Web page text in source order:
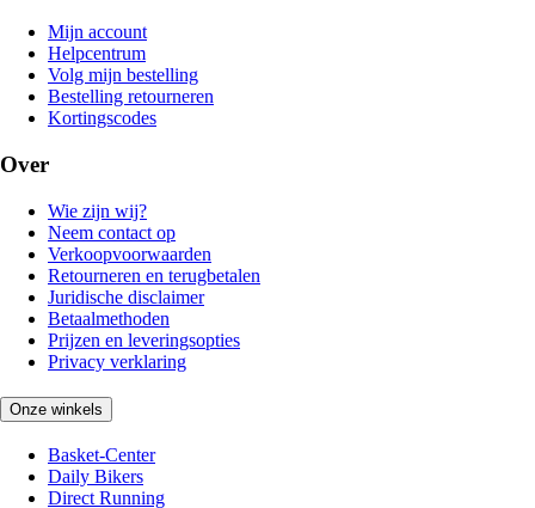
Mijn account
Helpcentrum
Volg mijn bestelling
Bestelling retourneren
Kortingscodes
Over
Wie zijn wij?
Neem contact op
Verkoopvoorwaarden
Retourneren en terugbetalen
Juridische disclaimer
Betaalmethoden
Prijzen en leveringsopties
Privacy verklaring
Onze winkels
Basket-Center
Daily Bikers
Direct Running